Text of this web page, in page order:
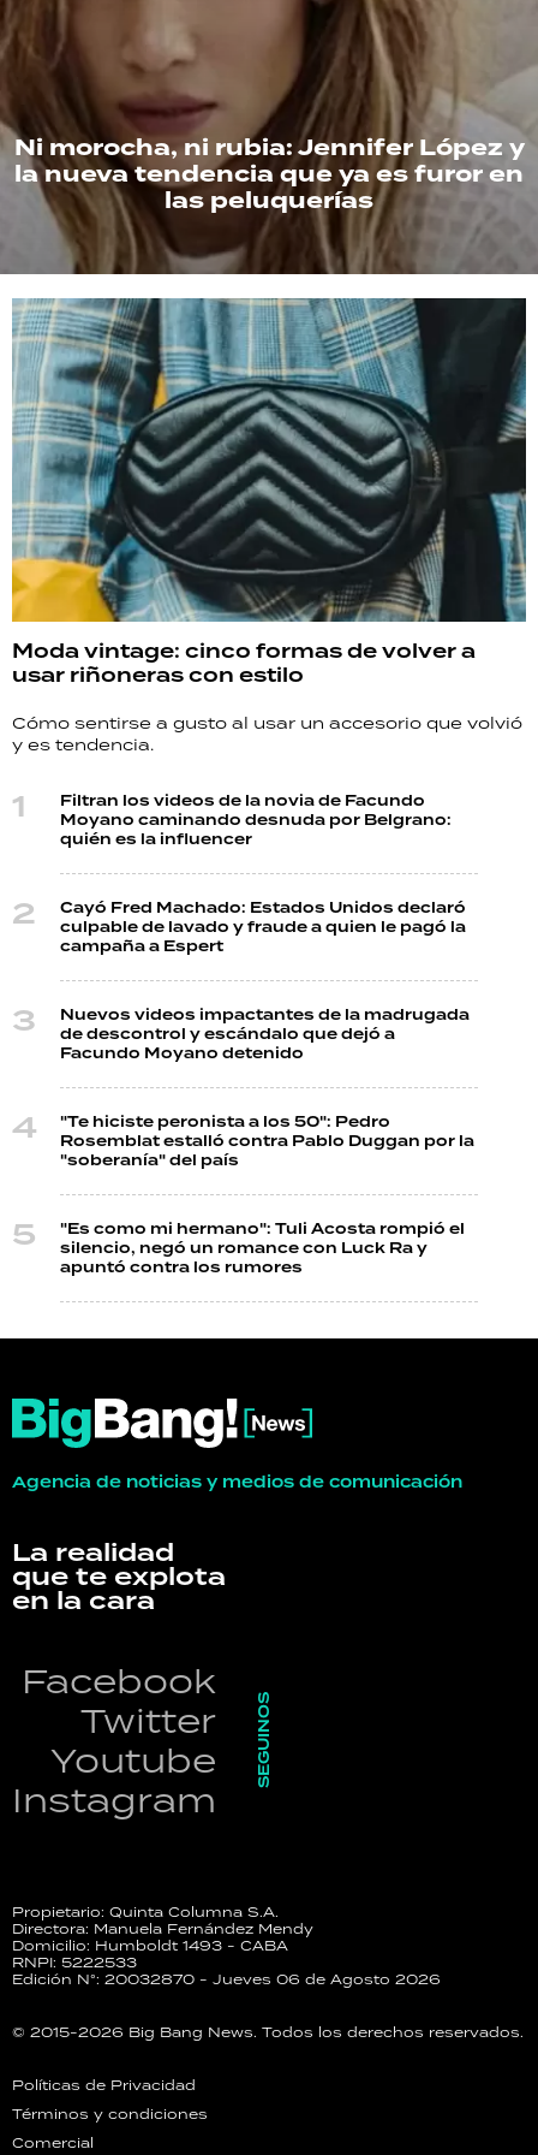
Ni morocha, ni rubia: Jennifer López y
la nueva tendencia que ya es furor en
las peluquerías
Moda vintage: cinco formas de volver a
usar riñoneras con estilo
Cómo sentirse a gusto al usar un accesorio que volvió
y es tendencia.
Filtran los videos de la novia de Facundo
Moyano caminando desnuda por Belgrano:
quién es la influencer
Cayó Fred Machado: Estados Unidos declaró
culpable de lavado y fraude a quien le pagó la
campaña a Espert
Nuevos videos impactantes de la madrugada
de descontrol y escándalo que dejó a
Facundo Moyano detenido
"Te hiciste peronista a los 50": Pedro
Rosemblat estalló contra Pablo Duggan por la
"soberanía" del país
"Es como mi hermano": Tuli Acosta rompió el
silencio, negó un romance con Luck Ra y
apuntó contra los rumores
Agencia de noticias y medios de comunicación
La realidad
que te explota
en la cara
Facebook
Twitter
Youtube
Instagram
SEGUINOS
Propietario: Quinta Columna S.A.
Directora: Manuela Fernández Mendy
Domicilio: Humboldt 1493 - CABA
RNPI: 5222533
Edición N°: 20032870 - Jueves 06 de Agosto 2026
© 2015-2026 Big Bang News. Todos los derechos reservados.
Políticas de Privacidad
Términos y condiciones
Comercial
TECNOLOGÍA
RECETAS
PALABRAS
HORÓSCOPO
Seguinos